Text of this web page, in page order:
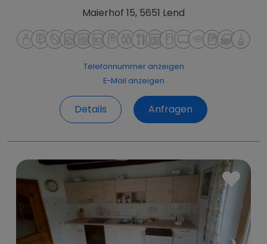
ab800 €Monat
ab 210 € Woche
Telefonnummer anzeigen
E-Mail anzeigen